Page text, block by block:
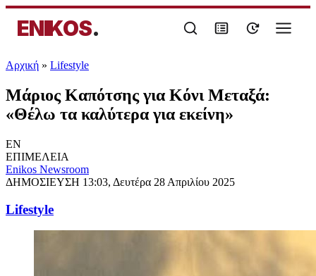
ENIKOS.
Αρχική » Lifestyle
Μάριος Καπότσης για Κόνι Μεταξά:
«Θέλω τα καλύτερα για εκείνη»
EN
ΕΠΙΜΕΛΕΙΑ
Enikos Newsroom
ΔΗΜΟΣΙΕΥΣΗ 13:03, Δευτέρα 28 Απριλίου 2025
Lifestyle